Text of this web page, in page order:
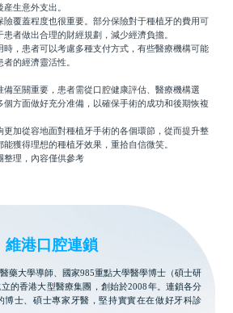
生意外支出。
覆蓋程度也很重要。部分保險對于種植牙的費用可
者做出合理的財經規劃，減少經濟負擔。
，患者可以考慮多種支付方式，有些醫療機構可能
的經濟靈活性。
至關重要，患者需從口腔健康評估、醫療機構選
方面做好充分准備，以確保手術的成功和後期恢複
加從容地面對種植牙手術的各個環節，從而提升整
獲得理想的種植牙效果，重拾自信微笑。
理，內容僅供參考
維港口腔連鎖
藥大學導師、國家985重點大學醫學博士（碩士研
的香港大型醫療集團，創始於2008年。連鎖各分
博士、碩士專家牙醫，堅持實實在在做好牙科診